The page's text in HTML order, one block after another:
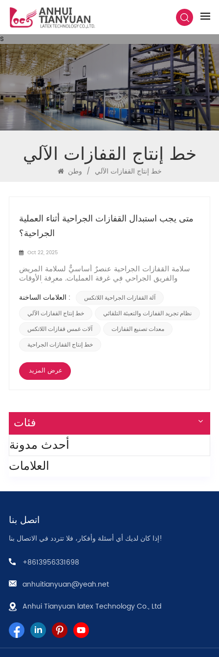
s
خط إنتاج القفازات الآلي
وطن / خط إنتاج القفازات الآلي
متى يجب استبدال القفازات الجراحية أثناء العملية
الجراحية؟
Oct 22, 2025
سلامة القفازات الجراحية عنصرٌ أساسيٌّ لسلامة المريض
والفريق الجراحي في غرفة العمليات. معرفة الأوقات
للحفاظ على تعقيم مكان الجراحة ومنع التهاباته. السبب
هوثقب أو تمزق أو قطع مرئيأي خلل ف...
العلامات الساخنة : آلة القفازات الجراحية اللاتكس
خط إنتاج القفازات الآلي نظام تجريد القفازات والتعبئة التلقائي
آلات غمس قفازات اللاتكس معدات تصنيع القفازات
خط إنتاج القفازات الجراحية
عرض المزيد
فئات
أحدث مدونة
العلامات
اتصل بنا
إذا كان لديك أي أسئلة وأفكار، فلا تتردد في الاتصال بنا!
+8613956331698
anhuitianyuan@yeah.net
Anhui Tianyuan latex Technology Co., Ltd